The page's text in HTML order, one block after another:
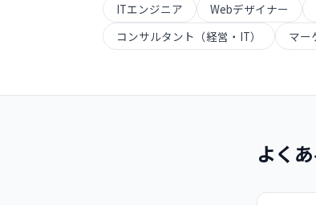
ITエンジニア Webデザイナー
コンサルタント（経営・IT）
マー
よく